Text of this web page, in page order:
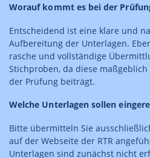
Worauf kommt es bei der
Entscheidend ist eine klare und
Aufbereitung der Unterlagen.
rasche und vollständige
Stichproben, da diese
der Prüfung beiträgt.
Welche Unterlagen sollen
Bitte übermitteln Sie
auf der Webseite der RTR
Unterlagen sind zunächst nicht